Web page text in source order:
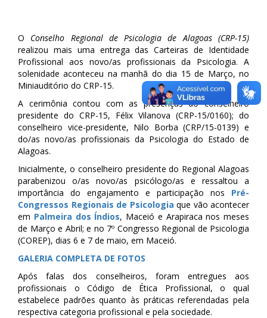
O Conselho Regional de Psicologia de Alagoas (CRP-15)
realizou mais uma entrega das Carteiras de Identidade
Profissional aos novo/as profissionais da Psicologia. A
solenidade aconteceu na manhã do dia 15 de Março, no
Miniauditório do CRP-15.
A cerimônia contou com as presenças do conselheiro
presidente do CRP-15, Félix Vilanova (CRP-15/0160); do
conselheiro vice-presidente, Nilo Borba (CRP/15-0139) e
do/as novo/as profissionais da Psicologia do Estado de
Alagoas.
Inicialmente, o conselheiro presidente do Regional Alagoas
parabenizou o/as novo/as psicólogo/as e ressaltou a
importância do engajamento e participação nos Pré-
Congressos Regionais de Psicologia que vão acontecer
em Palmeira dos Índios, Maceió e Arapiraca nos meses
de Março e Abril; e no 7º Congresso Regional de Psicologia
(COREP), dias 6 e 7 de maio, em Maceió.
GALERIA COMPLETA DE FOTOS
Após falas dos conselheiros, foram entregues aos
profissionais o Código de Ética Profissional, o qual
estabelece padrões quanto às práticas referendadas pela
respectiva categoria profissional e pela sociedade.